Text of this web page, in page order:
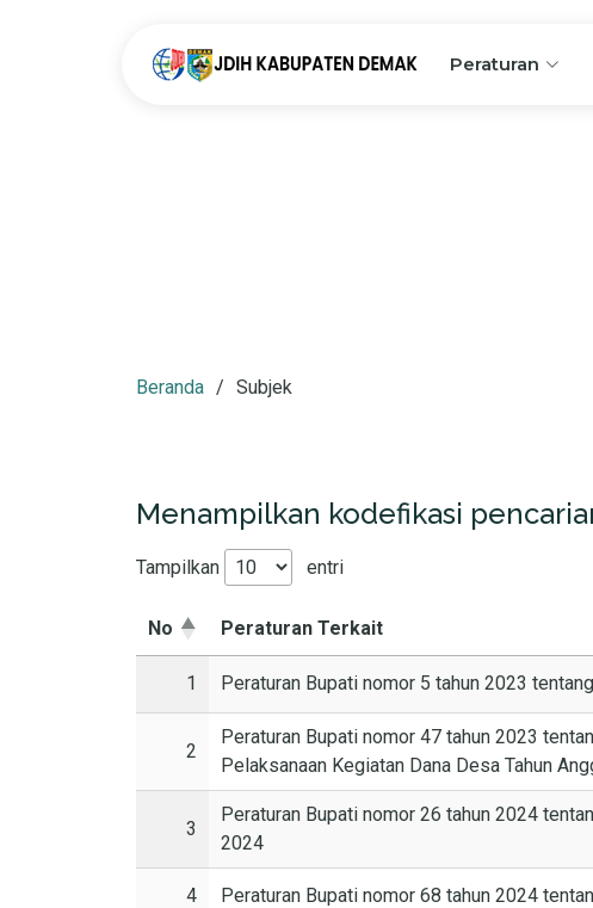
Peraturan
Beranda Subjek
Menampilkan kodefikasi
Tampilkan entri
No Peraturan Terkait
1 Peraturan Bupati nomor 5 tahun 2023
2
Peraturan Bupati nomor 47 tahun 2023
Pelaksanaan Kegiatan Dana Desa Tahun
3
Peraturan Bupati nomor 26 tahun 2024
2024
4 Peraturan Bupati nomor 68 tahun 2024